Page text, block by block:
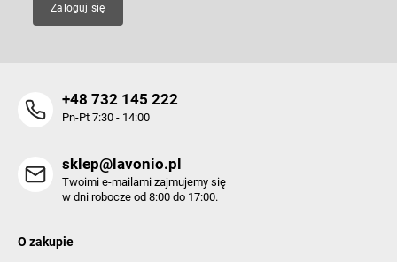
Zaloguj się
+48 732 145 222
Pn-Pt 7:30 - 14:00
sklep@lavonio.pl
Twoimi e-mailami zajmujemy się
w dni robocze od 8:00 do 17:00.
O zakupie